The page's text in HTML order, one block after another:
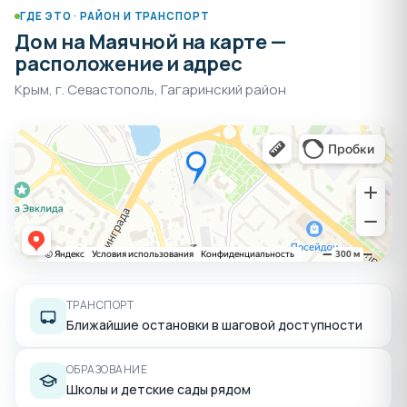
подготовленное под покраску или натяжной
потолок
Окна:двухкамерные энергоэффективные
стеклопакетыс шумозащитой
звукоизоляцией
Электропроводка:заведена в квартиру с
разводкой до щитка
Санузлы:без отделки, с заведенными
коммуникациями
Отопление:установлениндивидуальный
Такой формат отделки дает возможность создать
качественные материалы по своему выбору
ГДЕ ЭТО · РАЙОН И ТРАНСПОРТ
Дом на Маячной на карте —
расположение и адрес
Крым, г. Севастополь, Гагаринский район
ТРАНСПОРТ
Ближайшие остановки в шаговой доступности
ОБРАЗОВАНИЕ
Школы и детские сады рядом